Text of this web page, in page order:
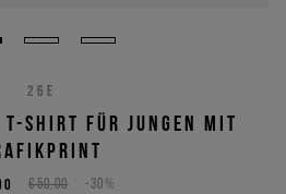
26E
T-SHIRT FÜR JUNGEN MIT
€50,00 -30%